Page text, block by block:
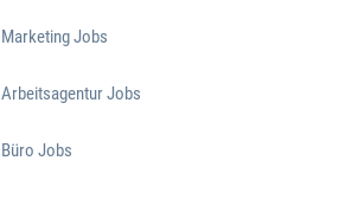
Marketing Jobs
Arbeitsagentur Jobs
Büro Jobs